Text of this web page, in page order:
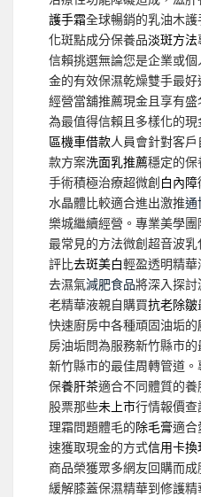
護手霜全球暢銷的乳油木
化斑點成分保養品淡斑方法
信賴挑選無論您是企業或個
金的有效保濕乾燥雙手最好
經營當舖推薦現金且享有
為最值得信賴且多樣化的
區機車借款人員會針對客
款方案洗面乳推薦穩定的
手術積極治療超微創白內障
水晶體比較適合進出激推通
樂城繼續經營。專業美學
最常見的方法微創超音波
評比去斑美白輕盈透明精
去濕氣減肥食品將深入探
老精華液親自購買抗老除皺
快速廚房中各種頑固油垢的
房油垢問為服務新竹縣市
新竹縣市的最佳周轉管道
保養肝茶適合不同體質的
股票那些未上市行情報價
理霜問題體毛的除毛膏適合
速獲取現金的方式信用卡換
商品榮獲眾多網友回購而成
緩解膝蓋保濕精華到修護